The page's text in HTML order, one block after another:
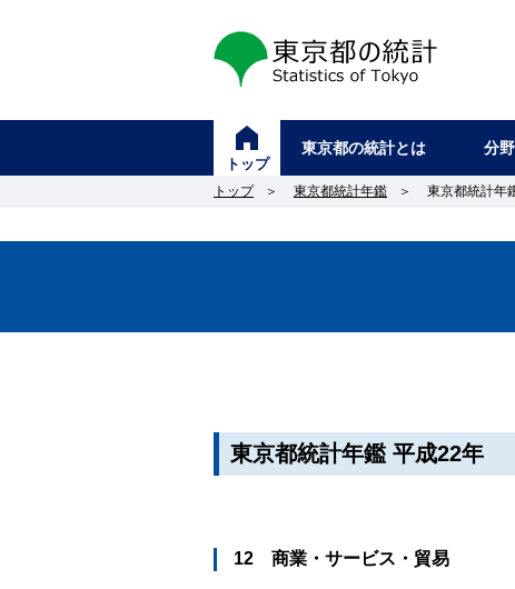
東京都の統計
トップ
東京都の統計とは 分
トップ ＞ 東京都統計年鑑 ＞ 東京都統計年
東京都統計年鑑 平成22年
12 商業・サービス・貿易